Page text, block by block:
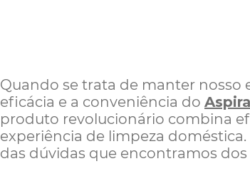
Quando se trata de manter nosso
eficácia e a conveniência do
produto revolucionário combina
experiência de limpeza
das dúvidas que encontramos